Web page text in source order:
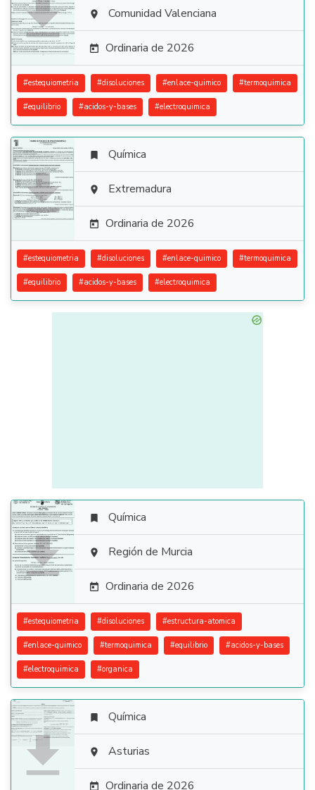
  Comunidad Valenciana
 Ordinaria de 2026
#estequiometria #disoluciones #enlace-quimico #termoquimica
#equilibrio #acidos-y-bases #electroquimica

 Química
 Extremadura
 Ordinaria de 2026
#estequiometria #disoluciones #enlace-quimico #termoquimica
#equilibrio #acidos-y-bases #electroquimica

 Química
 Región de Murcia
 Ordinaria de 2026
#estequiometria #disoluciones #estructura-atomica
#enlace-quimico #termoquimica #equilibrio #acidos-y-bases
#electroquimica #organica

 Química
 Asturias
 Ordinaria de 2026